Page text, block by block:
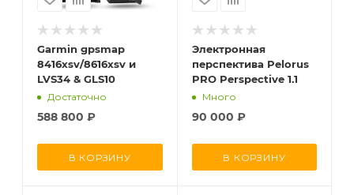
Garmin gpsmap
8416xsv/8616xsv и
LVS34 & GLS10
Достаточно
588 800 ₽
В КОРЗИНУ
Электронная
перспектива Pelorus
PRO Perspective 1.1
Много
90 000 ₽
В КОРЗИНУ